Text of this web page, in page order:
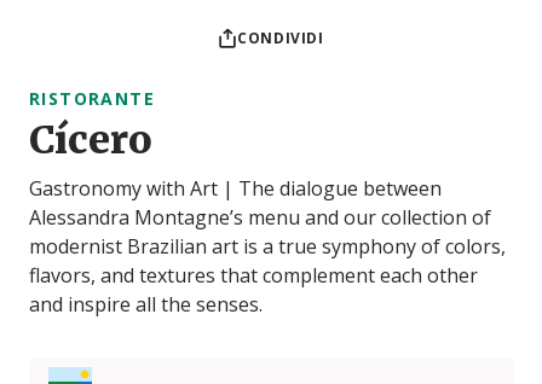
CONDIVIDI
RISTORANTE
Cícero
Gastronomy with Art | The dialogue between
Alessandra Montagne’s menu and our collection of
modernist Brazilian art is a true symphony of colors,
flavors, and textures that complement each other
and inspire all the senses.